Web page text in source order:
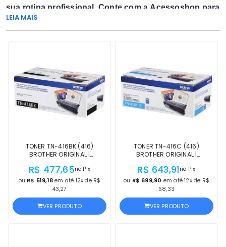
sua rotina profissional. Conte com a Acessoshop para
atendimento, consultoria e as melhores soluções para
o seu parque de impressão!
LEIA MAIS
TONER TN-416BK (416)
BROTHER ORIGINAL |
L8360CDW, MFC-L8900CDW
PRETO | PRODUTO
OFICIALBROTHER, COM NF E
PROCEDÊNCIA
R$ 477,65no Pix
ou R$ 519,18em até 12x de R$
43,27
VER PRODUTO
TONER TN-416C (416)
BROTHER ORIGINAL |
L8360CDW, MFC-L8900CDW
CIANO | PRODUTO OFICIAL
BROTHER, COM NF E
PROCEDÊNCIA
R$ 643,91no Pix
ou R$ 699,90 em até 12x de R$
58,33
VER PRODUTO